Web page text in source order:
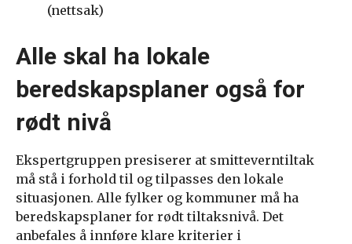
(nettsak)
Alle skal ha lokale
beredskapsplaner også for
rødt nivå
Ekspertgruppen presiserer at smitteverntiltak
må stå i forhold til og tilpasses den lokale
situasjonen. Alle fylker og kommuner må ha
beredskapsplaner for rødt tiltaksnivå. Det
anbefales å innføre klare kriterier i